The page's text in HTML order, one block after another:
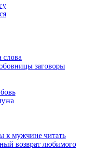
слова
заговоры
к мужчине читать
возврат любимого